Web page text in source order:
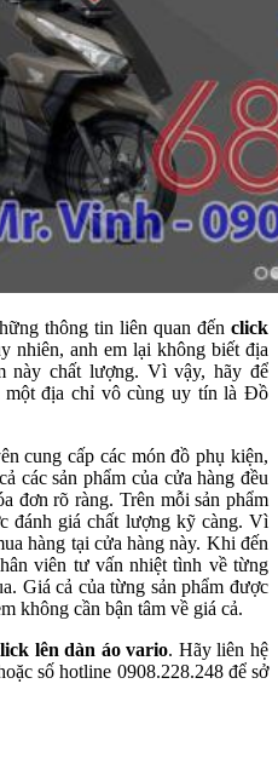
thông tin liên quan đến click
nhiên, anh em lại không biết địa
này chất lượng. Vì vậy, hãy để
một địa chỉ vô cùng uy tín là Đồ
cung cấp các món đồ phụ kiện,
các sản phẩm của cửa hàng đều
đơn rõ ràng. Trên mỗi sản phẩm
đánh giá chất lượng kỹ càng. Vì
hàng tại cửa hàng này. Khi đến
viên tư vấn nhiệt tình về từng
Giá cả của từng sản phẩm được
không cần bận tâm về giá cả.
lên dàn áo vario. Hãy liên hệ
số hotline 0908.228.248 để sở